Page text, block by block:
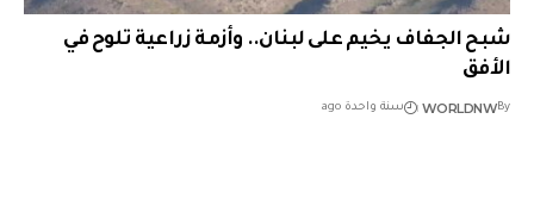
شبح الجفاف يخيم على لبنان.. وأزمة زراعية تلوح في
الأفق
By
WORLDNW سنة واحدة ago